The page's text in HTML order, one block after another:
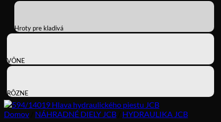
Hroty pre kladivá
VÔNE
RÔZNE
Domov NÁHRADNÉ DIELY JCB HYDRAULIKA JCB